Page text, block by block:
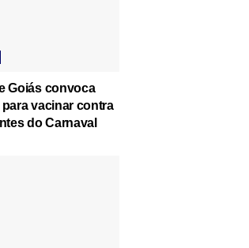
Goiás convoca
vacinar contra
do Carnaval